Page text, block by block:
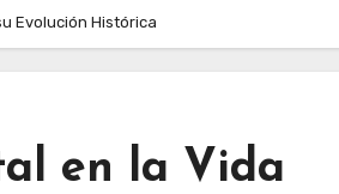
Evolución Histórica
en la Vida